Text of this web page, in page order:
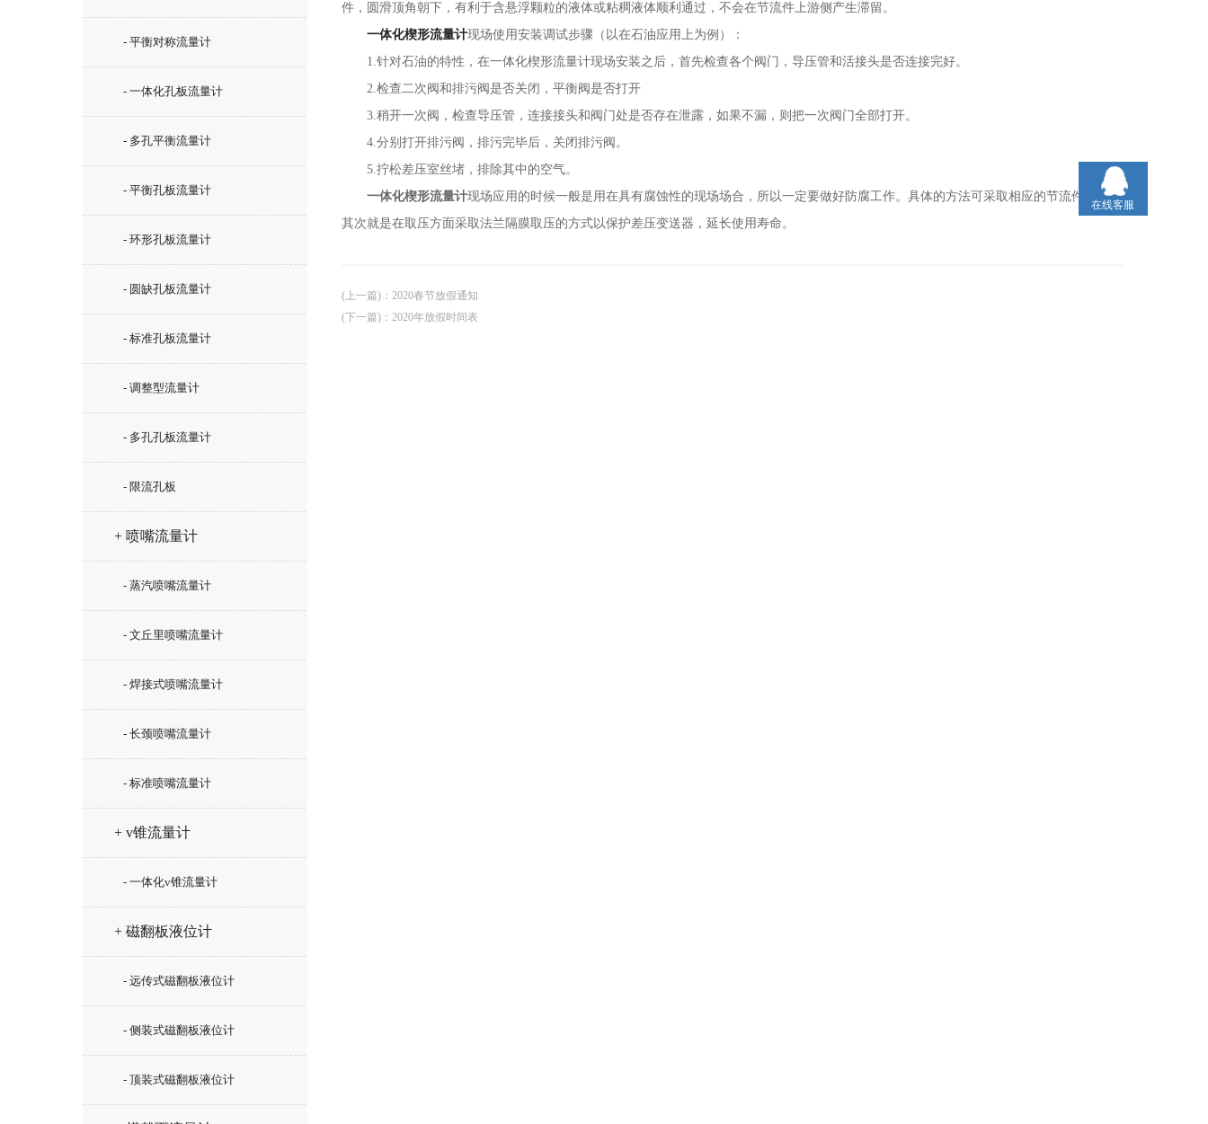
- 平衡对称流量计
- 一体化孔板流量计
- 多孔平衡流量计
- 平衡孔板流量计
- 环形孔板流量计
- 圆缺孔板流量计
- 标准孔板流量计
- 调整型流量计
- 多孔孔板流量计
- 限流孔板
+ 喷嘴流量计
- 蒸汽喷嘴流量计
- 文丘里喷嘴流量计
- 焊接式喷嘴流量计
- 长颈喷嘴流量计
- 标准喷嘴流量计
+ v锥流量计
- 一体化v锥流量计
+ 磁翻板液位计
- 远传式磁翻板液位计
- 侧装式磁翻板液位计
- 顶装式磁翻板液位计
件，圆滑顶角朝下，有利于含悬浮颗粒的液体或粘稠液体顺利通过，不会在节流件上游侧产生滞留。
一体化楔形流量计现场使用安装调试步骤（以在石油应用上为例）：
1.针对石油的特性，在一体化楔形流量计现场安装之后，首先检查各个阀门，导压管和活接头是否连接完好。
2.检查二次阀和排污阀是否关闭，平衡阀是否打开
3.稍开一次阀，检查导压管，连接接头和阀门处是否存在泄露，如果不漏，则把一次阀门全部打开。
4.分别打开排污阀，排污完毕后，关闭排污阀。
5.拧松差压室丝堵，排除其中的空气。
一体化楔形流量计现场应用的时候一般是用在具有腐蚀性的现场场合，所以一定要做好防腐工作。具体的方法可采取相应的节流件材质，
其次就是在取压方面采取法兰隔膜取压的方式以保护差压变送器，延长使用寿命。
(上一篇) ： 2020春节放假通知
(下一篇) ： 2020年放假时间表
在线客服